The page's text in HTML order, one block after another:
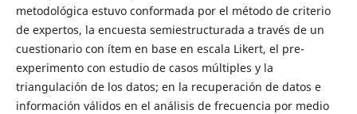
metodológica estuvo conformada por el método de criterio
de expertos, la encuesta semiestructurada a través de un
cuestionario con ítem en base en escala Likert, el pre-
experimento con estudio de casos múltiples y la
triangulación de los datos; en la recuperación de datos e
información válidos en el análisis de frecuencia por medio